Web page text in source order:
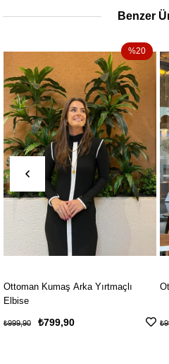
Benzer
Yırtmaçlı
%20
Ottoman Kumaş
₺799,90